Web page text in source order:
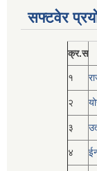
सफ्टवेर
क्र.स
१
२
३
४